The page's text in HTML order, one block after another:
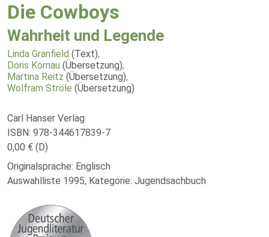
Die Cowboys
Wahrheit und Legende
Linda Granfield (Text),
Doris Kornau (Übersetzung),
Martina Reitz (Übersetzung),
Wolfram Ströle (Übersetzung)
Carl Hanser Verlag
ISBN: 978-344617839-7
0,00 € (D)
Originalsprache: Englisch
Auswahlliste 1995, Kategorie: Jugendsachbuch